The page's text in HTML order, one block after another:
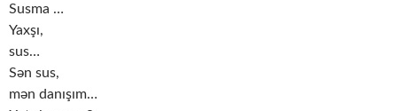
Susma …
Yaxşı,
sus…
Sən sus,
mən danışım…